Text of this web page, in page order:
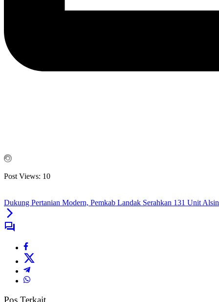
Post Views: 10
Dukung Pertanian Modern, Pemkab Landak Serahkan 131 Unit
Pos Terkait